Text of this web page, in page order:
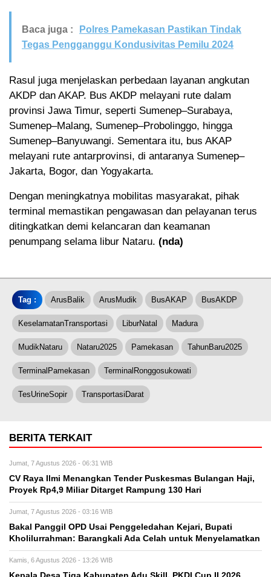
Baca juga :
Polres Pamekasan Pastikan Tindak
Tegas Pengganggu Kondusivitas Pemilu 2024
Rasul juga menjelaskan perbedaan layanan angkutan
AKDP dan AKAP. Bus AKDP melayani rute dalam
provinsi Jawa Timur, seperti Sumenep–Surabaya,
Sumenep–Malang, Sumenep–Probolinggo, hingga
Sumenep–Banyuwangi. Sementara itu, bus AKAP
melayani rute antarprovinsi, di antaranya Sumenep–
Jakarta, Bogor, dan Yogyakarta.
Dengan meningkatnya mobilitas masyarakat, pihak
terminal memastikan pengawasan dan pelayanan terus
ditingkatkan demi kelancaran dan keamanan
penumpang selama libur Nataru. (nda)
Tag : ArusBalik ArusMudik BusAKAP BusAKDP
KeselamatanTransportasi LiburNatal Madura
MudikNataru Nataru2025 Pamekasan TahunBaru2025
TerminalPamekasan TerminalRonggosukowati
TesUrineSopir TransportasiDarat
BERITA TERKAIT
Jumat, 7 Agustus 2026 - 06:31 WIB
CV Raya Ilmi Menangkan Tender Puskesmas Bulangan Haji,
Proyek Rp4,9 Miliar Ditarget Rampung 130 Hari
Jumat, 7 Agustus 2026 - 03:16 WIB
Bakal Panggil OPD Usai Penggeledahan Kejari, Bupati
Kholilurrahman: Barangkali Ada Celah untuk Menyelamatkan
Kamis, 6 Agustus 2026 - 13:26 WIB